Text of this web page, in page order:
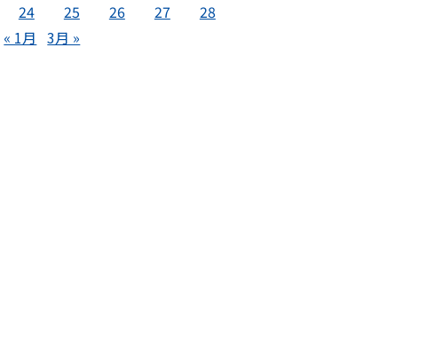
24
25 26 27
28
« 1月 3月 »